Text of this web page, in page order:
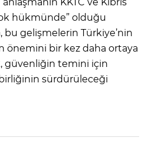
hükmünde” olduğu
bu gelişmelerin Türkiye’nin
önemini bir kez daha ortaya
güvenliğin temini için
sürdürüleceği